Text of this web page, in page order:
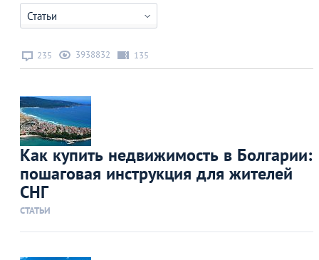
Статьи
235 3938832 135
Как купить недвижимость в Болгарии:
пошаговая инструкция для жителей
СНГ
СТАТЬИ